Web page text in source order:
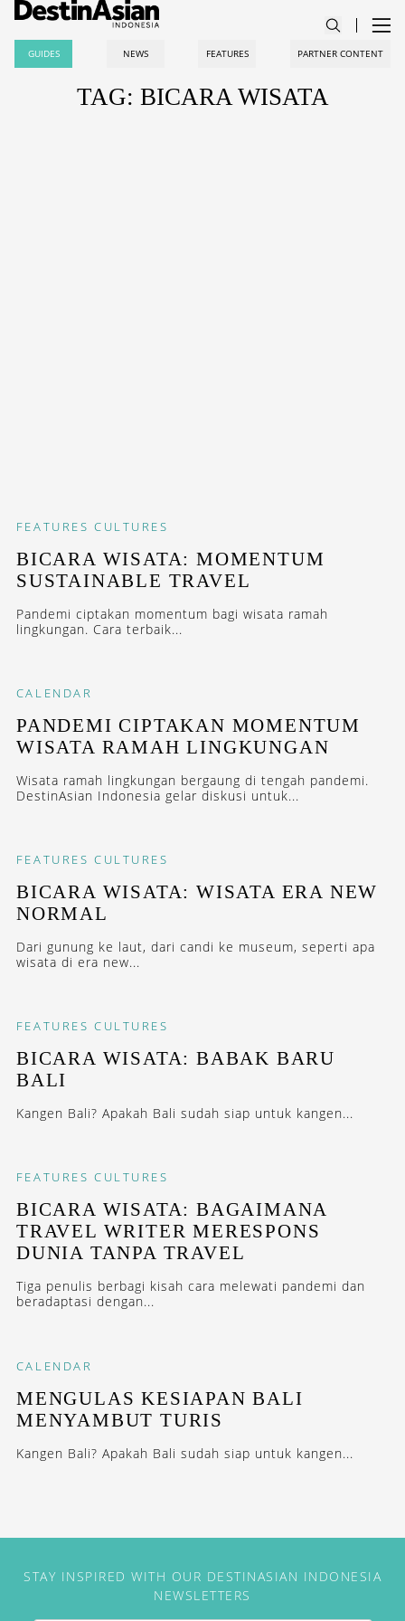
GUIDES NEWS FEATURES PARTNER CONTENT
TAG: BICARA WISATA
FEATURES CULTURES
BICARA WISATA: MOMENTUM
SUSTAINABLE TRAVEL
Pandemi ciptakan momentum bagi wisata ramah
lingkungan. Cara terbaik...
CALENDAR
PANDEMI CIPTAKAN MOMENTUM
WISATA RAMAH LINGKUNGAN
Wisata ramah lingkungan bergaung di tengah pandemi.
DestinAsian Indonesia gelar diskusi untuk...
FEATURES CULTURES
BICARA WISATA: WISATA ERA NEW
NORMAL
Dari gunung ke laut, dari candi ke museum, seperti apa
wisata di era new...
FEATURES CULTURES
BICARA WISATA: BABAK BARU
BALI
Kangen Bali? Apakah Bali sudah siap untuk kangen...
FEATURES CULTURES
BICARA WISATA: BAGAIMANA
TRAVEL WRITER MERESPONS
DUNIA TANPA TRAVEL
Tiga penulis berbagi kisah cara melewati pandemi dan
beradaptasi dengan...
CALENDAR
MENGULAS KESIAPAN BALI
MENYAMBUT TURIS
Kangen Bali? Apakah Bali sudah siap untuk kangen...
STAY INSPIRED WITH OUR DESTINASIAN INDONESIA
NEWSLETTERS